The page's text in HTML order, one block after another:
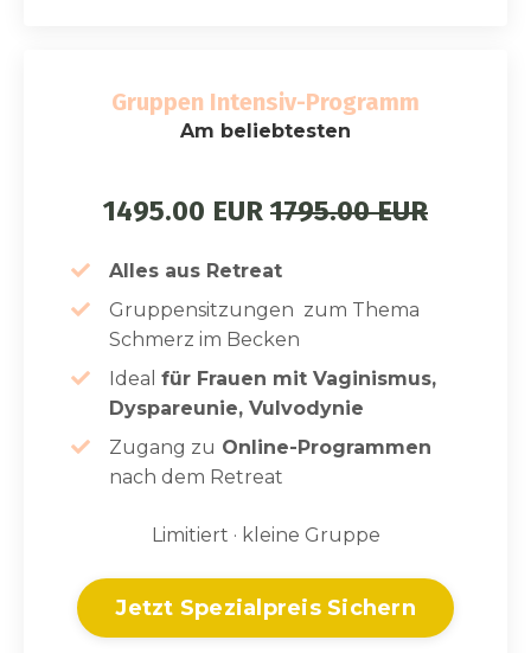
Gruppen Intensiv-Programm
Am beliebtesten
1495.00 EUR 1795.00 EUR
Alles aus Retreat
Gruppensitzungen zum Thema
Schmerz im Becken
Ideal für Frauen mit Vaginismus,
Dyspareunie, Vulvodynie
Zugang zu Online-Programmen
nach dem Retreat
Limitiert · kleine Gruppe
Jetzt Spezialpreis Sichern